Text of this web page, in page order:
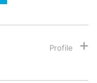
起業家としてITスタ
ソフトウェアの事業